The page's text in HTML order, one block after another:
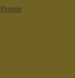
Presse